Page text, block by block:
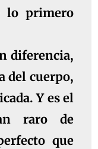
lo primero
diferencia,
del cuerpo,
Y es el
raro de
que